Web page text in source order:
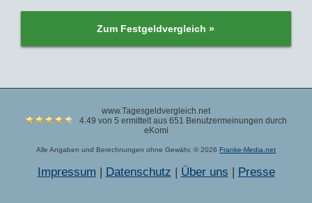
Zum Festgeldvergleich »
www.Tagesgeldvergleich.net
4.49 von 5 ermittelt aus 651 Benutzermeinungen durch
eKomi
Alle Angaben und Berechnungen ohne Gewähr, © 2026 Franke-Media.net
Impressum | Datenschutz | Über uns | Presse